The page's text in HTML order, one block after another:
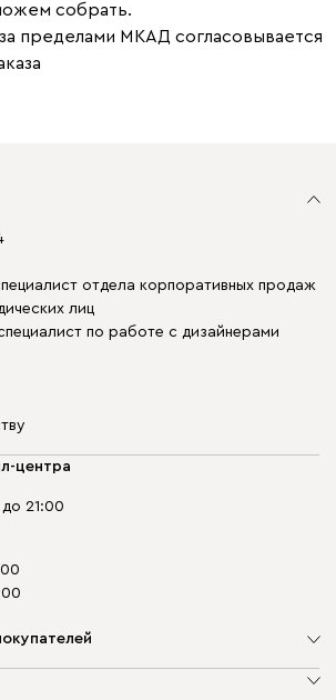
собрать.
пределами МКАД согласовывается
отдела корпоративных продаж
лиц
по работе с дизайнерами
центра
21:00